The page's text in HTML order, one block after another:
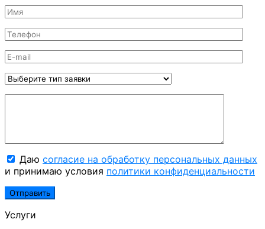
Даю согласие на обработку персональных данных
и принимаю условия политики конфиденциальности
Услуги